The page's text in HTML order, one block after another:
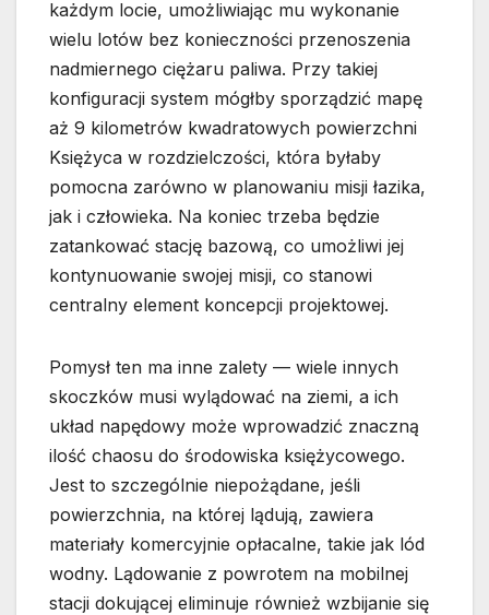
każdym locie, umożliwiając mu wykonanie
wielu lotów bez konieczności przenoszenia
nadmiernego ciężaru paliwa. Przy takiej
konfiguracji system mógłby sporządzić mapę
aż 9 kilometrów kwadratowych powierzchni
Księżyca w rozdzielczości, która byłaby
pomocna zarówno w planowaniu misji łazika,
jak i człowieka. Na koniec trzeba będzie
zatankować stację bazową, co umożliwi jej
kontynuowanie swojej misji, co stanowi
centralny element koncepcji projektowej.
Pomysł ten ma inne zalety — wiele innych
skoczków musi wylądować na ziemi, a ich
układ napędowy może wprowadzić znaczną
ilość chaosu do środowiska księżycowego.
Jest to szczególnie niepożądane, jeśli
powierzchnia, na której lądują, zawiera
materiały komercyjnie opłacalne, takie jak lód
wodny. Lądowanie z powrotem na mobilnej
stacji dokującej eliminuje również wzbijanie się